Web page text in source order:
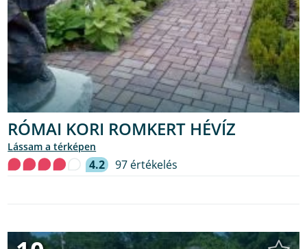
RÓMAI KORI ROMKERT HÉVÍZ
lássam a térképen
4.2 97 értékelés